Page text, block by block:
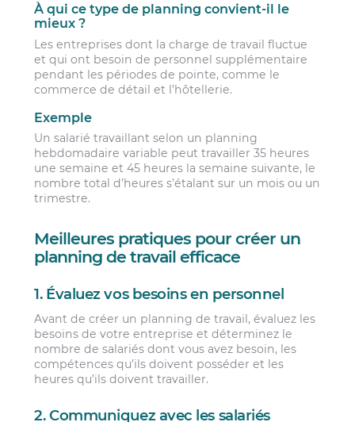
À qui ce type de planning convient-il le
mieux ?
Les entreprises dont la charge de travail fluctue
et qui ont besoin de personnel supplémentaire
pendant les périodes de pointe, comme le
commerce de détail et l’hôtellerie.
Exemple
Un salarié travaillant selon un planning
hebdomadaire variable peut travailler 35 heures
une semaine et 45 heures la semaine suivante, le
nombre total d’heures s’étalant sur un mois ou un
trimestre.
Meilleures pratiques pour créer un
planning de travail efficace
1. Évaluez vos besoins en personnel
Avant de créer un planning de travail, évaluez les
besoins de votre entreprise et déterminez le
nombre de salariés dont vous avez besoin, les
compétences qu’ils doivent posséder et les
heures qu’ils doivent travailler.
2. Communiquez avec les salariés